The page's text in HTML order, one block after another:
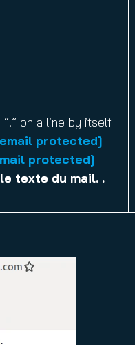
on a line by itself
protected]
protected]
texte du mail. .